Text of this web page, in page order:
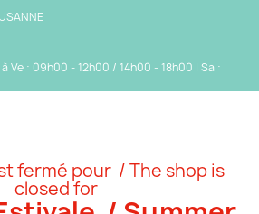
Ve : 09h00 - 12h00 / 14h00 - 18h00 | Sa :
fermé pour / The shop is
closed for